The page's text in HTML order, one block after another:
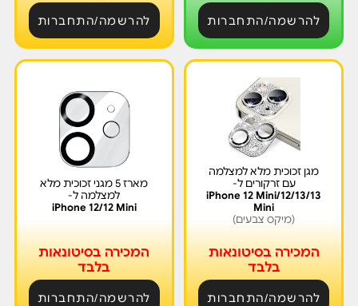
להרשמה/התחברות להרשמה/התחברות
(מיקס צבעים)
מגן זכוכית מלא למצלמה
עם זרקורים ל-
iPhone 12 Mini/12/13/13
Mini
המכירה בסיטונאות
בלבד
להרשמה/התחברות
מארז 5 מגני זכוכית מלא
למצלמה ל-
iPhone 12/12 Mini
המכירה בסיטונאות
בלבד
להרשמה/התחברות